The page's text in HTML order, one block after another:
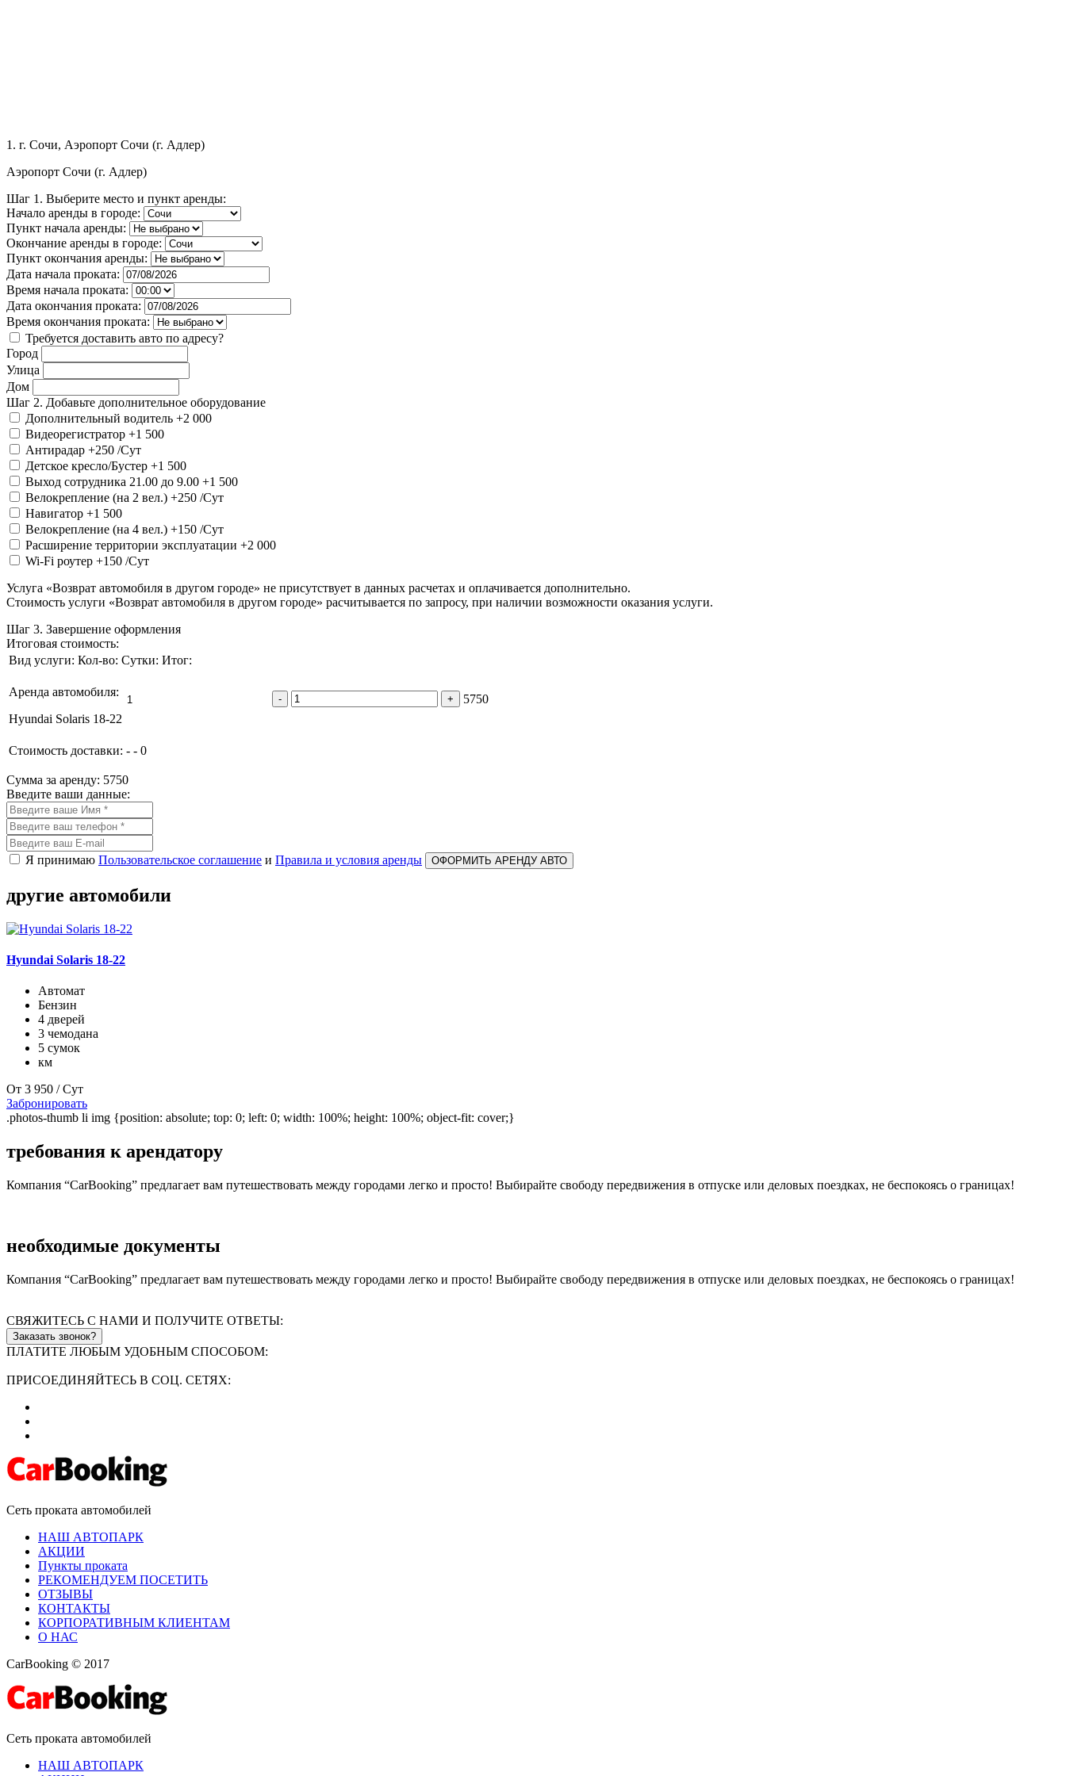
1. г. Сочи, Аэропорт Сочи (г. Адлер)
Аэропорт Сочи (г. Адлер)
Шаг 1. Выберите место и пункт аренды:
Начало аренды в городе:
Пункт начала аренды:
Окончание аренды в городе:
Пункт окончания аренды:
Дата начала проката:
Время начала проката:
Дата окончания проката:
Время окончания проката:
Требуется доставить авто по адресу?
Город
Улица
Дом
Шаг 2. Добавьте дополнительное оборудование
Дополнительный водитель +2 000
Видеорегистратор +1 500
Антирадар +250 /Сут
Детское кресло/Бустер +1 500
Выход сотрудника 21.00 до 9.00 +1 500
Велокрепление (на 2 вел.) +250 /Сут
Навигатор +1 500
Велокрепление (на 4 вел.) +150 /Сут
Расширение территории эксплуатации +2 000
Wi-Fi роутер +150 /Сут
Услуга «Возврат автомобиля в другом городе» не присутствует в данных расчетах и оплачивается дополнительно.
Стоимость услуги «Возврат автомобиля в другом городе» расчитывается по запросу, при наличии возможности оказания услуги.
Шаг 3. Завершение оформления
Итоговая стоимость:
Вид услуги: Кол-во: Сутки: Итог:
Аренда автомобиля:
Hyundai Solaris 18-22
- + 5750
Стоимость доставки: - - 0
Сумма за аренду: 5750
Введите ваши данные:
Я принимаю Пользовательское соглашение и Правила и условия аренды ОФОРМИТЬ АРЕНДУ АВТО
другие автомобили
Hyundai Solaris 18-22
Автомат
Бензин
4 дверей
3 чемодана
5 сумок
км
От 3 950 / Сут
Забронировать
.photos-thumb li img {position: absolute; top: 0; left: 0; width: 100%; height: 100%; object-fit: cover;}
требования к арендатору
Компания “CarBooking” предлагает вам путешествовать между городами легко и просто! Выбирайте свободу передвижения в отпуске или деловых поездках, не беспокоясь о границах!
необходимые документы
Компания “CarBooking” предлагает вам путешествовать между городами легко и просто! Выбирайте свободу передвижения в отпуске или деловых поездках, не беспокоясь о границах!
СВЯЖИТЕСЬ С НАМИ И ПОЛУЧИТЕ ОТВЕТЫ:
Заказать звонок?
ПЛАТИТЕ ЛЮБЫМ УДОБНЫМ СПОСОБОМ:
ПРИСОЕДИНЯЙТЕСЬ В СОЦ. СЕТЯХ:
Сеть проката автомобилей
НАШ АВТОПАРК
АКЦИИ
Пункты проката
РЕКОМЕНДУЕМ ПОСЕТИТЬ
ОТЗЫВЫ
КОНТАКТЫ
КОРПОРАТИВНЫМ КЛИЕНТАМ
О НАС
CarBooking © 2017
Сеть проката автомобилей
НАШ АВТОПАРК